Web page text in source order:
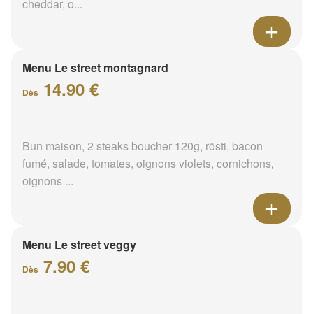
cheddar, o...
Menu Le street montagnard
Dès 14.90 €
Bun maison, 2 steaks boucher 120g, rösti, bacon
fumé, salade, tomates, oignons violets, cornichons,
oignons ...
Menu Le street veggy
Dès 7.90 €